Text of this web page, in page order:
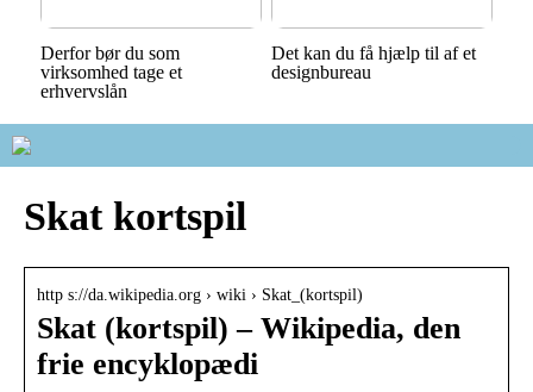
Derfor bør du som
virksomhed tage et
erhvervslån
Det kan du få hjælp til af et
designbureau
Skat kortspil
http s://da.wikipedia.org › wiki › Skat_(kortspil)
Skat (kortspil) – Wikipedia, den
frie encyklopædi